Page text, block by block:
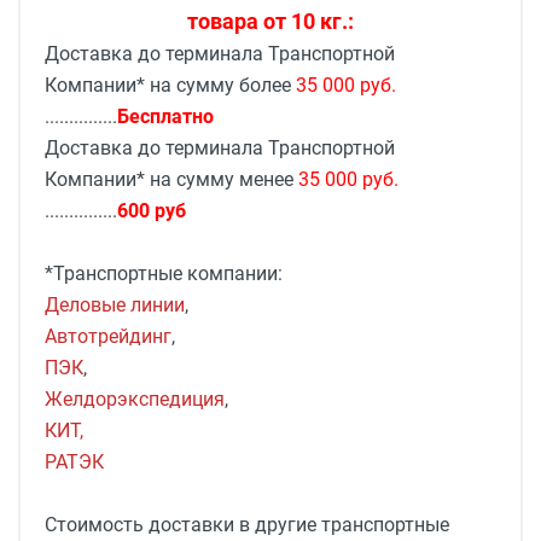
товара от 10 кг.:
Доставка до терминала Транспортной
Компании* на сумму более 35 000 руб.
...............Бесплатно
Доставка до терминала Транспортной
Компании* на сумму менее 35 000 руб.
...............600 руб
*Транспортные компании:
Деловые линии,
Автотрейдинг,
ПЭК,
Желдорэкспедиция,
КИТ,
РАТЭК
Стоимость доставки в другие транспортные